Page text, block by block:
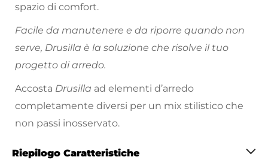
spazio di comfort.
Facile da manutenere e da riporre quando non
serve, Drusilla è la soluzione che risolve il tuo
progetto di arredo.
Accosta Drusilla ad elementi d’arredo
completamente diversi per un mix stilistico che
non passi inosservato.
Riepilogo Caratteristiche